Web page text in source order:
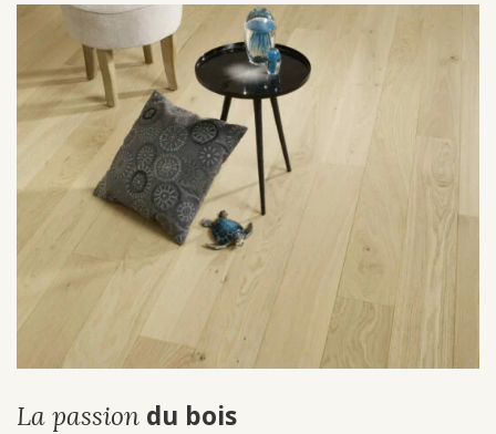
La passion du bois